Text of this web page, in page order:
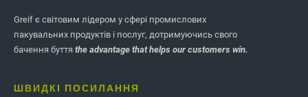
Greif є світовим лідером у сфері промислових
пакувальних продуктів і послуг, дотримуючись свого
бачення буття the advantage that helps our customers win.
ШВИДКІ ПОСИЛАННЯ